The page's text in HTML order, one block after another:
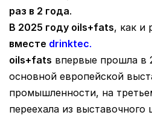
раз в 2 года.
В 2025 году oils+fats, как и
вместе drinktec.
oils+fats впервые прошла в
основной европейской
промышленности, на
переехала из выставочного